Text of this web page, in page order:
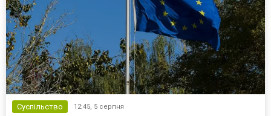
Суспільство 12:45, 5 серпня